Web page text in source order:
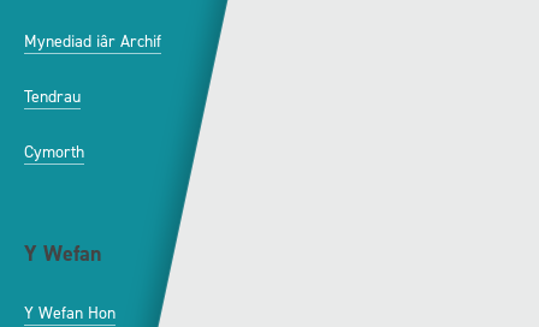
Mynediad iâr Archif
Tendrau
Cymorth
Y Wefan
Y Wefan Hon